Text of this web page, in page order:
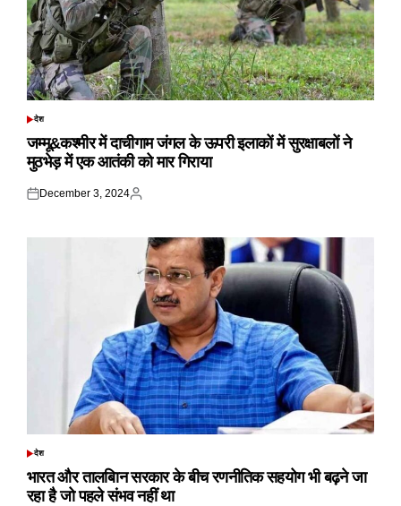
POSTED
देश
जम्मू&कश्मीर में दाचीगाम जंगल के ऊपरी इलाकों में सुरक्षाबलों ने
मुठभेड़ में एक आतंकी को मार गिराया
Posted
December 3, 2024
Posted
POSTED
देश
भारत और तालबिान सरकार के बीच रणनीतिक सहयोग भी बढ़ने जा
रहा है जो पहले संभव नहीं था